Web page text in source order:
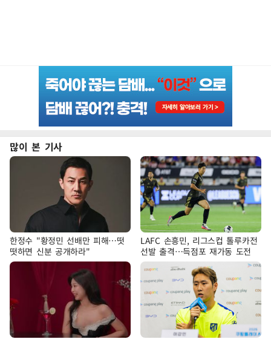
많이 본 기사
한정수 "황정민 선배만 피해…떳
떳하면 신분 공개하라"
LAFC 손흥민, 리그스컵 톨루카전
선발 출격…득점포 재가동 도전